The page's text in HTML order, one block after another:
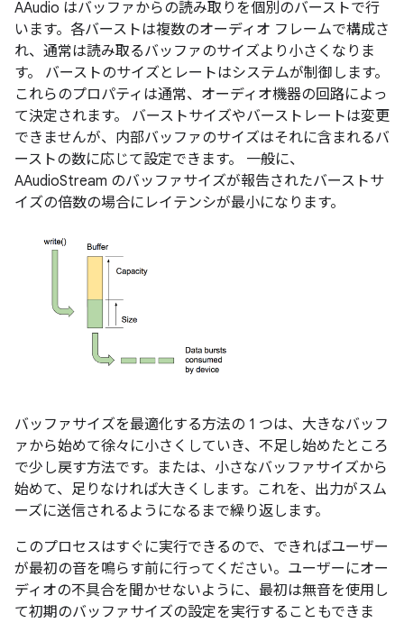
AAudio はバッファからの読み取りを個別のバーストで行
います。各バーストは複数のオーディオ フレームで構成さ
れ、通常は読み取るバッファのサイズより小さくなりま
す。 バーストのサイズとレートはシステムが制御します。
これらのプロパティは通常、オーディオ機器の回路によっ
て決定されます。 バーストサイズやバーストレートは変更
できませんが、内部バッファのサイズはそれに含まれるバ
ーストの数に応じて設定できます。 一般に、
AAudioStream のバッファサイズが報告されたバーストサ
イズの倍数の場合にレイテンシが最小になります。
バッファサイズを最適化する方法の 1 つは、大きなバッフ
ァから始めて徐々に小さくしていき、不足し始めたところ
で少し戻す方法です。または、小さなバッファサイズから
始めて、足りなければ大きくします。これを、出力がスム
ーズに送信されるようになるまで繰り返します。
このプロセスはすぐに実行できるので、できればユーザー
が最初の音を鳴らす前に行ってください。ユーザーにオー
ディオの不具合を聞かせないように、最初は無音を使用し
て初期のバッファサイズの設定を実行することもできま